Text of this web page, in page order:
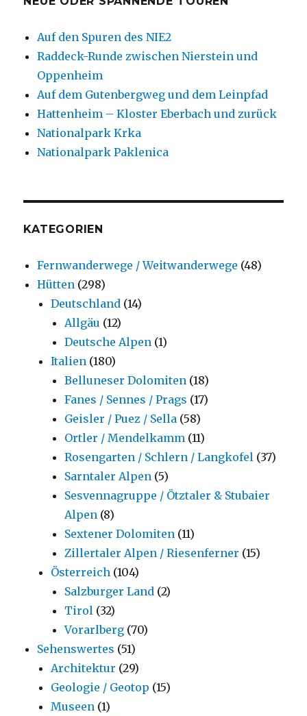
Auf den Spuren des NIE2
Raddeck-Runde zwischen Nierstein und
Oppenheim
Auf dem Gutenbergweg und dem Leinpfad
Hattenheim – Kloster Eberbach und zurück
Nationalpark Krka
Nationalpark Paklenica
KATEGORIEN
Fernwanderwege / Weitwanderwege (48)
Hütten (298)
Deutschland (14)
Allgäu (12)
Deutsche Alpen (1)
Italien (180)
Belluneser Dolomiten (18)
Fanes / Sennes / Prags (17)
Geisler / Puez / Sella (58)
Ortler / Mendelkamm (11)
Rosengarten / Schlern / Langkofel (37)
Sarntaler Alpen (5)
Sesvennagruppe / Ötztaler & Stubaier
Alpen (8)
Sextener Dolomiten (11)
Zillertaler Alpen / Riesenferner (15)
Österreich (104)
Salzburger Land (2)
Tirol (32)
Vorarlberg (70)
Sehenswertes (51)
Architektur (29)
Geologie / Geotop (15)
Museen (1)